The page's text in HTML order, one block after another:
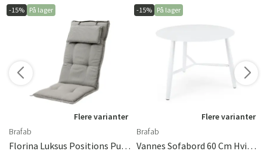
-15% På lager
Flere varianter
Brafab
Florina Luksus Positions Pude #871 Grå
-15% På lager
Flere varianter
Brafab
Vannes Sofabord 60 Cm Hvid Brafab